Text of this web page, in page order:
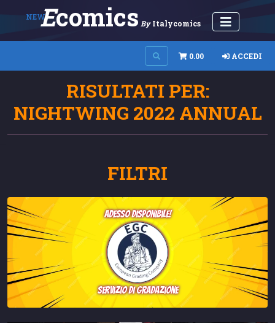
NEWEComics By Italycomics
0.00 ACCEDI
RISULTATI PER:
NIGHTWING 2022 ANNUAL
FILTRI
adesso disponibile!
servizio di gradazione